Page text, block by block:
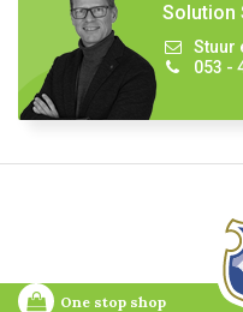
Solution
Stuur
053 -
One stop shop